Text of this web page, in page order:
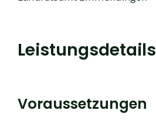
Leistungsdetails
Voraussetzungen